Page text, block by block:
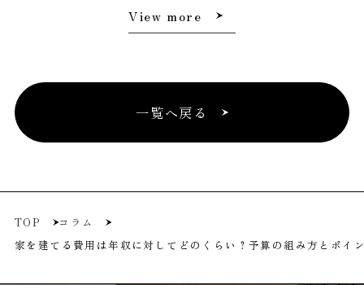
View more
一覧へ戻る
TOP
コラム
家を建てる費用は年収に対してどのくらい？予算の組み方とポイ